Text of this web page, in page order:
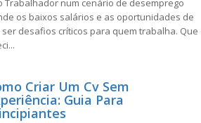
Trabalhador num cenário de desemprego
os baixos salários e as oportunidades de
desafios críticos para quem trabalha. Que
Criar Um Cv Sem
Guia Para